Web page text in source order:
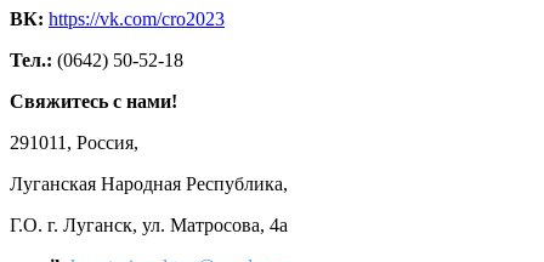
ВК: https://vk.com/cro2023
Тел.: (0642) 50-52-18
Свяжитесь с нами!
291011, Россия,
Луганская Народная Республика,
Г.О. г. Луганск, ул. Матросова, 4а